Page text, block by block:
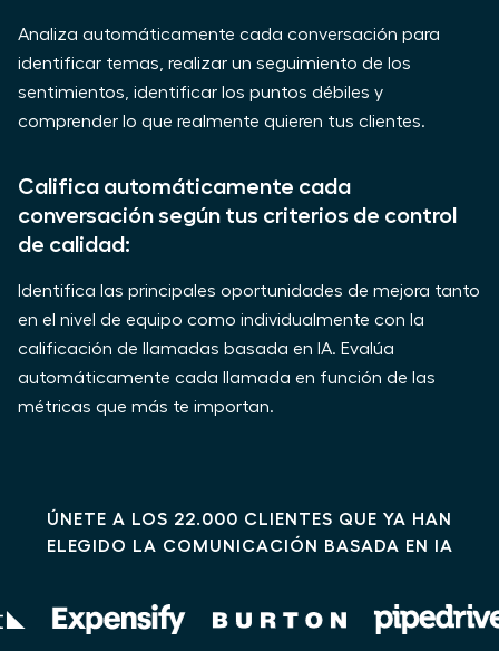
Analiza automáticamente cada conversación para
identificar temas, realizar un seguimiento de los
sentimientos, identificar los puntos débiles y
comprender lo que realmente quieren tus clientes.
Califica automáticamente cada
conversación según tus criterios de control
de calidad:
Identifica las principales oportunidades de mejora tanto
en el nivel de equipo como individualmente con la
calificación de llamadas basada en IA. Evalúa
automáticamente cada llamada en función de las
métricas que más te importan.
ÚNETE A LOS 22.000 CLIENTES QUE YA HAN
ELEGIDO LA COMUNICACIÓN BASADA EN IA